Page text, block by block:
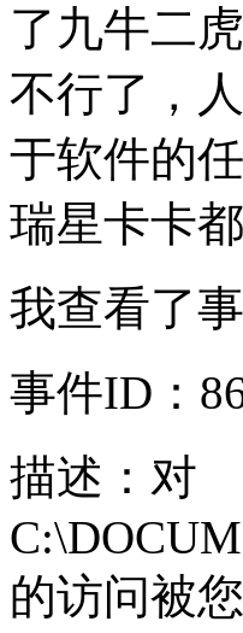
了九牛二
不行了，
于软件的
瑞星卡卡
我查看了
事件ID：
描述：对
的访问被